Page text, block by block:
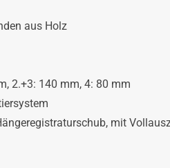
aus Holz
2.+3: 140 mm, 4: 80 mm
mit